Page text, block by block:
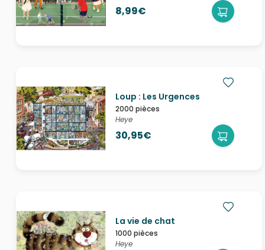
8,99€
Loup : Les Urgences
2000 pièces
Heye
30,95€
La vie de chat
1000 pièces
Heye